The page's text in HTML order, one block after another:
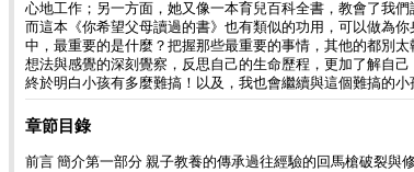
心地工作；另一方面，她又像一本育兒百科全書，教會了我
而這本《你希望父母讀過的書》也有類似的功用，可以做為
中，最重要的是什麼？把握那些最重要的事情，其他的都別
想法與感覺的深刻覺察，反思自己的生命歷程，更加了解自
終於明白小孩有多麼難搞！以及，我也會繼續與這個難搞的
章節目錄
前言 簡介第一部分 親子教養的傳承過往經驗的回馬槍破裂